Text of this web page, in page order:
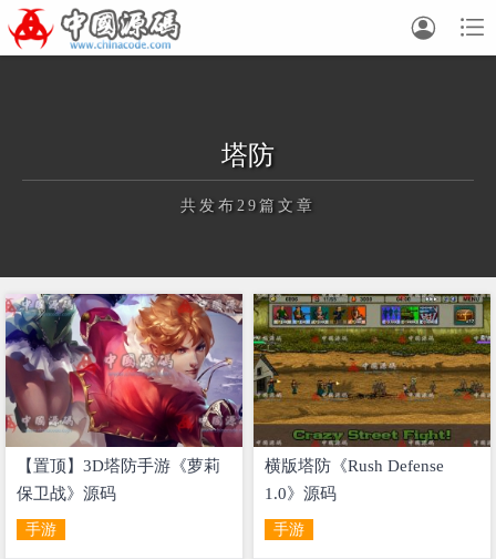


塔防
共发布29篇文章
正在为您加载新内容
【置顶】3D塔防手游《萝莉
保卫战》源码
手游
横版塔防《Rush Defense
1.0》源码
手游